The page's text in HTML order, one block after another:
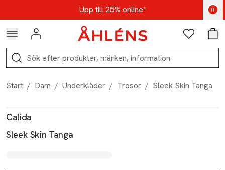
Hoppa till navigationsmenynUpp till 25% online*
Kod: AUG25 - Shoppa nu
Logga in Favoriter
Sök
Start / Dam / Underkläder / Trosor / Sleek Skin Tanga
Calida
Sleek Skin Tanga